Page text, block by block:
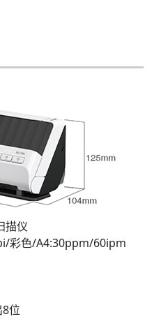
描仪
彩色/A4:30ppm/60ipm
位